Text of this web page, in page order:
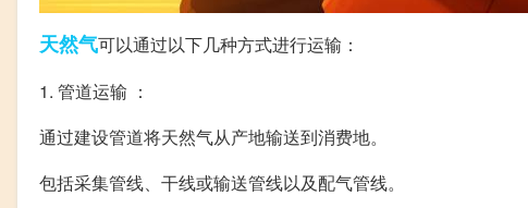
天然气可以通过以下几种方式进行运输：
1. 管道运输 ：
通过建设管道将天然气从产地输送到消费地。
包括采集管线、干线或输送管线以及配气管线。